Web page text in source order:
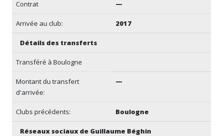
Contrat —
Arrivée au club: 2017
Détails des transferts
Transféré à Boulogne
Montant du transfert
d'arrivée:
—
Clubs précédents: Boulogne
Réseaux sociaux de Guillaume Béghin